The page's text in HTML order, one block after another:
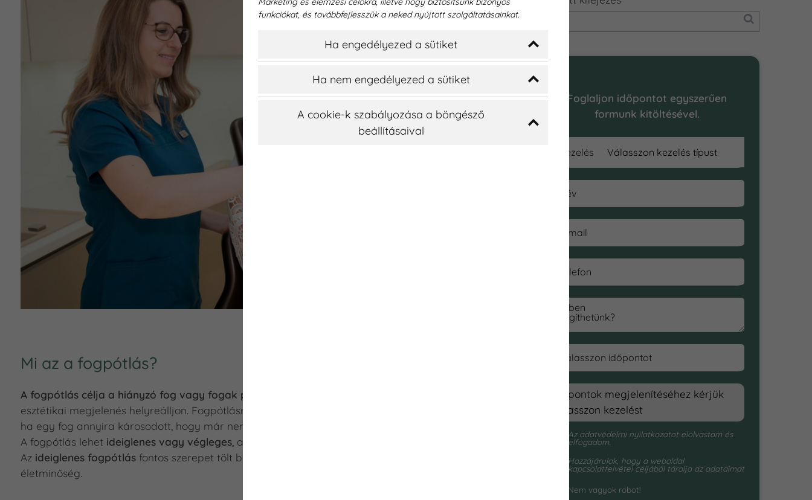
Mi az a fogpótlás?
A fogpótlás célja a hiányzó fog vagy fogak pótlása
esztétikai megjelenés helyreálljon. Fogpótlásra nemcsak foghúzás után lehet szükség, hanem akkor is,
ha egy fog annyira károsodott, hogy már nem menthető.
A fogpótlás lehet ideiglenes vagy végleges, attól függően, hogy milyen kezelési fázisban jár a páciens.
Az ideiglenes fogpótlásfontos szerepet tölt be abban, hogy a végleges megoldásig se sérüljön az
életminőség.
Foglaljon időpontot egyszerűen
formunk kitöltésével.
Kezelés
Név
E-mail
Telefon
Miben
segíthetünk?
Válasszon időpontot
Időpontok megjelenítéséhez kérjük
válasszon kezelést
Az adatvédelmi nyilatkozatot elolvastam és
elfogadom.
Hozzájárulok, hogy a weboldal
kapcsolatfelvétel céljából tárolja az adataimat
Nem vagyok robot!
funkciókat, és továbbfejlesszük a neked nyújtott szolgáltatásainkat.
Ha engedélyezed a sütiket
Ha nem engedélyezed a sütiket
A cookie-k szabályozása a böngésző
beállításaival